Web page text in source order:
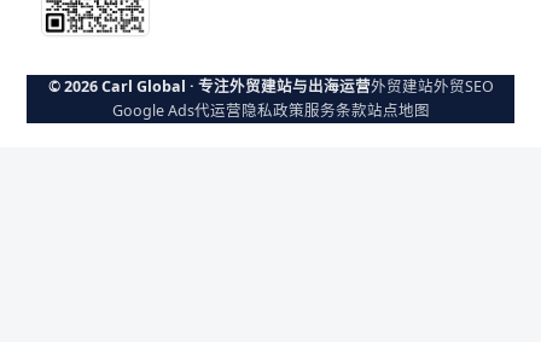
© 2026 Carl Global · 专注外贸建站与出海运营外贸建站外贸SEO
Google Ads代运营隐私政策服务条款站点地图